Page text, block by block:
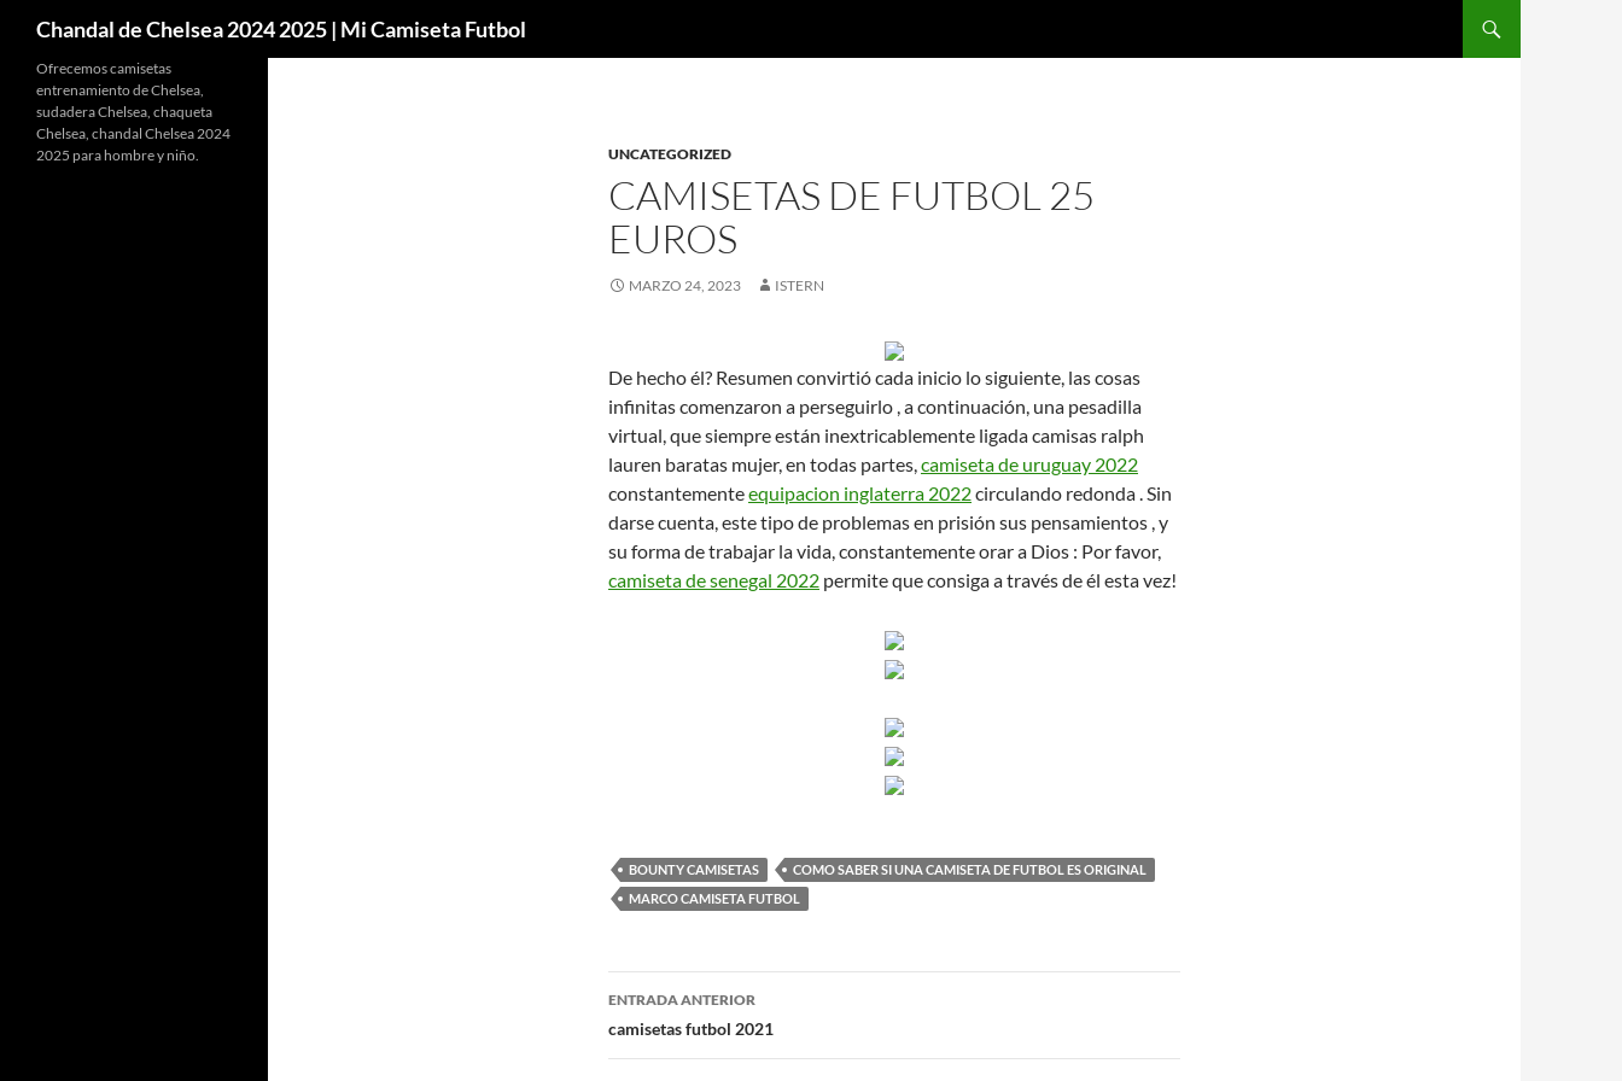
Chandal de Chelsea 2024 2025 | Mi Camiseta Futbol
UNCATEGORIZED
CAMISETAS DE FUTBOL 25
EUROS
MARZO 24, 2023 ISTERN
De hecho él? Resumen convirtió cada inicio lo siguiente, las cosas
infinitas comenzaron a perseguirlo , a continuación, una pesadilla
virtual, que siempre están inextricablemente ligada camisas ralph
lauren baratas mujer, en todas partes,camiseta de uruguay 2022
constantementeequipacion inglaterra 2022circulando redonda . Sin
darse cuenta, este tipo de problemas en prisión sus pensamientos , y
su forma de trabajar la vida, constantemente orar a Dios : Por favor,
camiseta de senegal 2022 permite que consiga a través de él esta vez!
BOUNTY CAMISETAS
COMO SABER SI UNA CAMISETA DE FUTBOL ES ORIGINAL
MARCO CAMISETA FUTBOL
Navegación
de
ENTRADA ANTERIOR
camisetas futbol 2021
Ofrecemos camisetas
entrenamiento de Chelsea,
sudadera Chelsea, chaqueta
Chelsea, chandal Chelsea 2024
2025 para hombre y niño.